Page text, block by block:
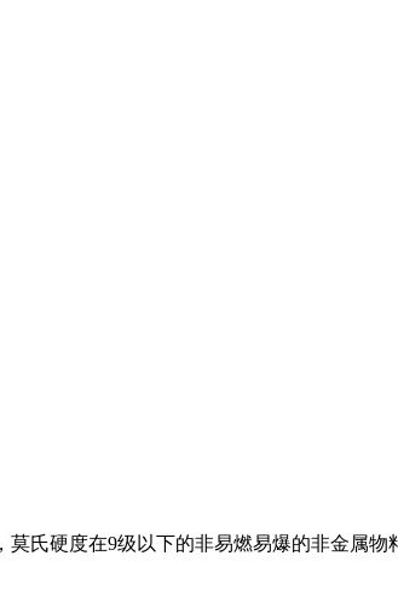
氏硬度在9级以下的非易燃易爆的非金属物